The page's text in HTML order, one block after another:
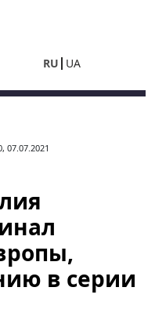
RU UA
07.07.2021
в серии